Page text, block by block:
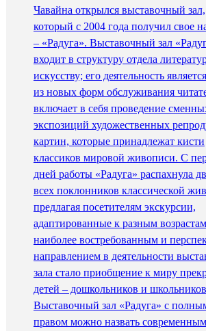
Чавайна открылся выставочный зал,
который с 2004 года получил свое
– «Радуга». Выставочный зал
входит в структуру отдела
искусству; его деятельность
из новых форм обслуживания
включает в себя проведение
экспозиций художественных
картин, которые принадлежат кисти
классиков мировой живописи. С
дней работы «Радуга» распахнула
всех поклонников классической
предлагая посетителям экскурсии,
адаптированные к разным
наиболее востребованным и
направлением в деятельности
зала стало приобщение к миру
детей – дошкольников и
Выставочный зал «Радуга» с
правом можно назвать